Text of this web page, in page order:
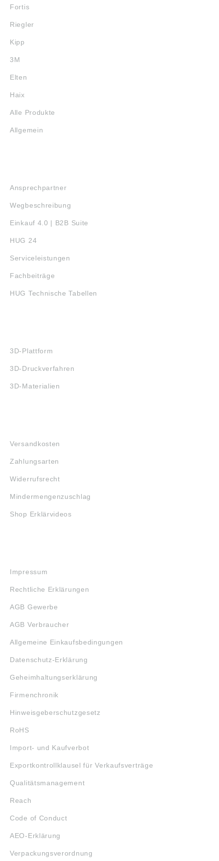
Fortis
Riegler
Kipp
3M
Elten
Haix
Alle Produkte
Allgemein
Ansprechpartner
Wegbeschreibung
Einkauf 4.0 | B2B Suite
HUG 24
Serviceleistungen
Fachbeiträge
HUG Technische Tabellen
3D-Plattform
3D-Druckverfahren
3D-Materialien
Versandkosten
Zahlungsarten
Widerrufsrecht
Mindermengenzuschlag
Shop Erklärvideos
Impressum
Rechtliche Erklärungen
AGB Gewerbe
AGB Verbraucher
Allgemeine Einkaufsbedingungen
Datenschutz-Erklärung
Geheimhaltungserklärung
Firmenchronik
Hinweisgeberschutzgesetz
RoHS
Import- und Kaufverbot
Exportkontrollklausel für Verkaufsverträge
Qualitätsmanagement
Reach
Code of Conduct
AEO-Erklärung
Verpackungsverordnung